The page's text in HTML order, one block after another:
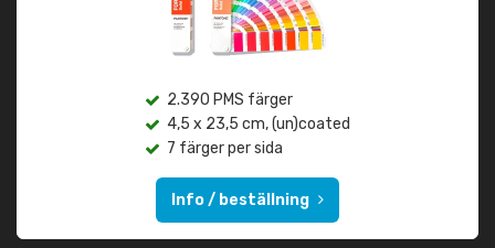
2.390 PMS färger
4,5 x 23,5 cm, (un)coated
7 färger per sida
Info / beställning